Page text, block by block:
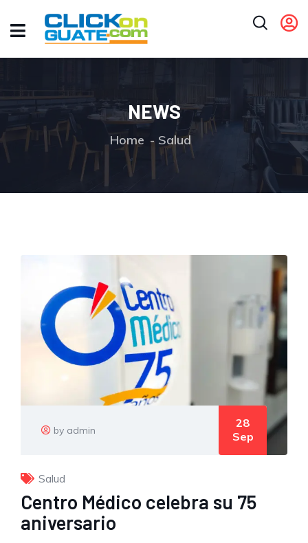
NEWS
Home Salud
by admin
28
Sep
Salud
Centro Médico celebra su 75
aniversario